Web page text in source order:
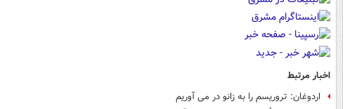
اخبار مرتبط
اردوغان: تروریسم را به زانو در می آوریم